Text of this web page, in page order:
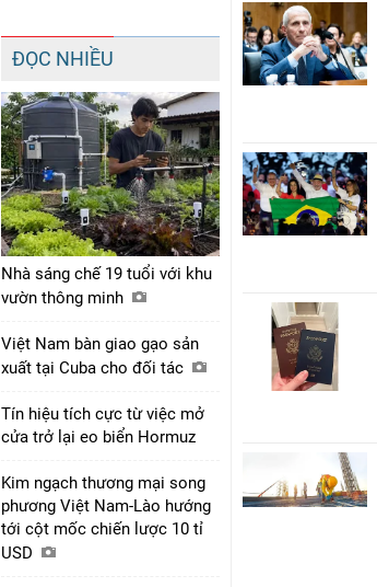
ĐỌC NHIỀU
Nhà sáng chế 19 tuổi với khu
vườn thông minh
Việt Nam bàn giao gạo sản
xuất tại Cuba cho đối tác
Tín hiệu tích cực từ việc mở
cửa trở lại eo biển Hormuz
Kim ngạch thương mại song
phương Việt Nam-Lào hướng
tới cột mốc chiến lược 10 tỉ
USD